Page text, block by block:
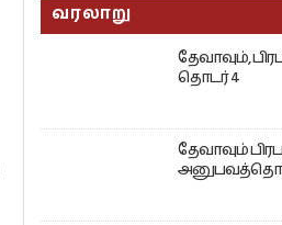
வரலாறு
தேவாவும்,
தொடர் 4
தேவாவும்